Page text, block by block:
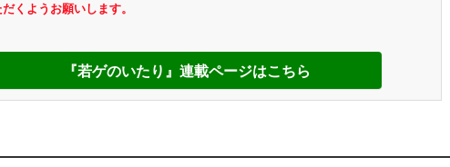
く ようお願いします。
『若ゲのいたり』連載ページはこちら